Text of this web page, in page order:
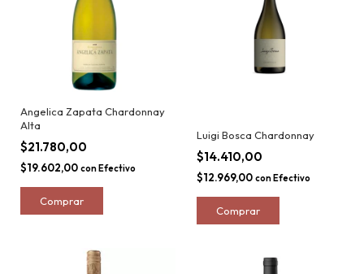
Angelica Zapata Chardonnay
Alta
$21.780,00
$19.602,00 conEfectivo
Luigi Bosca Chardonnay
$14.410,00
$12.969,00 conEfectivo